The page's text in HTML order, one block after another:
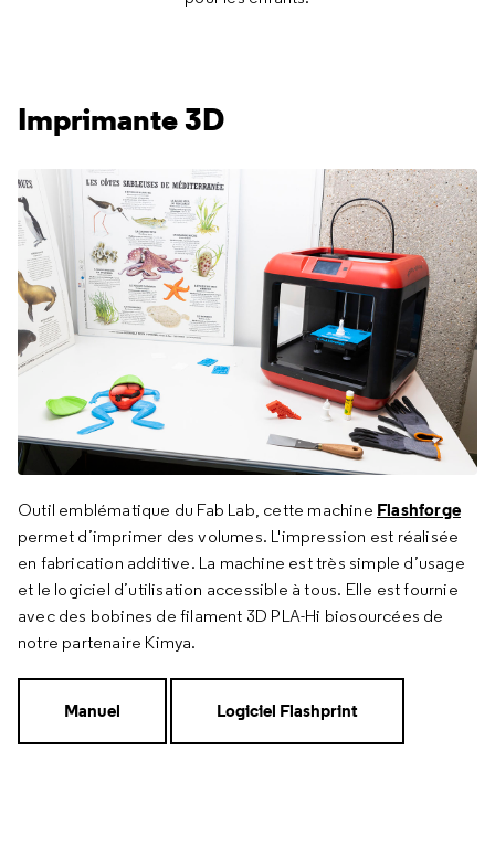
Imprimante 3D
Outil emblématique du Fab Lab, cette machine Flashforge
permet d’imprimer des volumes. L'impression est réalisée
en fabrication additive. La machine est très simple d’usage
et le logiciel d’utilisation accessible à tous. Elle est fournie
avec des bobines de filament 3D PLA-Hi biosourcées de
notre partenaire Kimya.
Manuel Logiciel Flashprint